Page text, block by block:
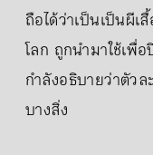
ถือได้ว่าเป็นเป็นผี
โลก ถูกนำมาใช้เพื่
กำลังอธิบายว่าตัว
บางสิ่ง